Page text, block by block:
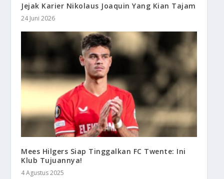
Jejak Karier Nikolaus Joaquin Yang Kian Tajam
24 Juni 2026
Mees Hilgers Siap Tinggalkan FC Twente: Ini
Klub Tujuannya!
4 Agustus 2025